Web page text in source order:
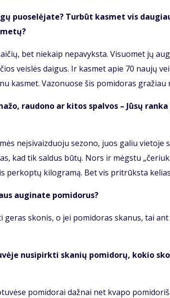
puo­se­lė­ja­te? Tur­būt kas­met vis
bet nie­kaip ne­pa­vyks­ta. Vi­suo­met jų
veis­lės dai­gus. Ir kas­met apie 70 nau­jų
kas­met. Va­zo­nuo­se šis po­mi­do­ras
rau­do­no ar ki­tos spal­vos – Jū­sų
ne­į­si­vaiz­duo­ju se­zo­no, juos ga­liu vie­to­je
kad tik sal­dus bū­tų. Nors ir mėgs­tu
per­kop­tų ki­log­ra­mą. Bet vis pri­trūks­ta
au­gi­na­te po­mi­do­rus?
sko­nis, o jei po­mi­do­ras ska­nus, tai
nu­si­pirk­ti ska­nių po­mi­do­rų, ko­kio
po­mi­do­rai daž­nai net kva­po